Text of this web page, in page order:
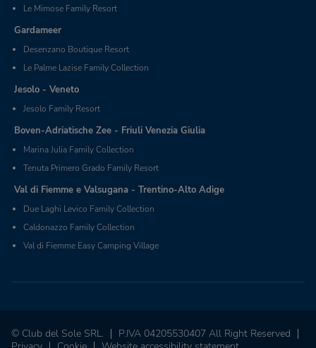
Le Mimose Family Resort
Gardameer
Desenzano Boutique Resort
Le Palme Lazise Family Collection
Jesolo - Veneto
Jesolo Family Resort
Boven-Adriatische Zee - Friuli Venezia Giulia
Marina Julia Family Collection
Tenuta Primero Grado Family Resort
Val di Fiemme e Valsugana - Trentino-Alto Adige
Due Laghi Levico Family Collection
Caldonazzo Family Collection
Val di Fiemme Easy Camping Village
© Club del Sole SRL.
P.IVA 04205530407 All Right Reserved